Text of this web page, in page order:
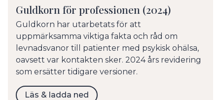
Guldkorn för professionen (2024)
Guldkorn har utarbetats för att
uppmärksamma viktiga fakta och råd om
levnadsvanor till patienter med psykisk ohälsa,
oavsett var kontakten sker. 2024 års revidering
som ersätter tidigare versioner.
Läs & ladda ned